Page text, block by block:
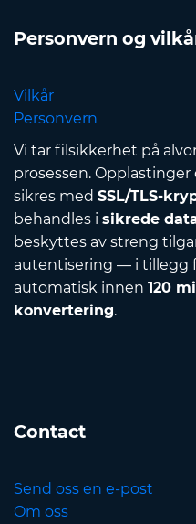
Personvern og
Vilkår
Personvern
Vi tar filsikkerhet på
prosessen.
sikres med SSL/TLS-
behandles i sikrede
beskyttes av streng
autentisering — i tillegg
automatisk innen 120
konvertering.
Contact
Send oss en e-post
Om oss